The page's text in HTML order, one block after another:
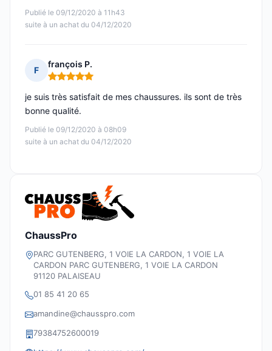
Publié le 09/12/2020 à 11h43
suite à un achat du 04/12/2020
F
françois P.
Note : 5 sur 5
Publié le 09/12/2020 à 08h09
suite à un achat du 04/12/2020
je suis très satisfait de mes chaussures. ils sont de très
bonne qualité.
ChaussPro
PARC GUTENBERG, 1 VOIE LA CARDON, 1 VOIE LA
CARDON PARC GUTENBERG, 1 VOIE LA CARDON
91120 PALAISEAU
01 85 41 20 65
amandine@chausspro.com
79384752600019